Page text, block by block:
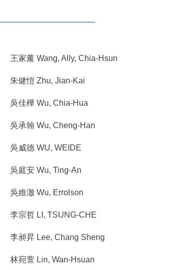
王家薰 Wang, Ally, Chia-Hsun
朱健愷 Zhu, Jian-Kai
吳佳樺 Wu, Chia-Hua
吳承翰 Wu, Cheng-Han
吳威德 WU, WEIDE
吳庭安 Wu, Ting-An
吳維澈 Wu, Errolson
李宗哲 LI, TSUNG-CHE
李昶昇 Lee, Chang Sheng
林宛萱 Lin, Wan-Hsuan